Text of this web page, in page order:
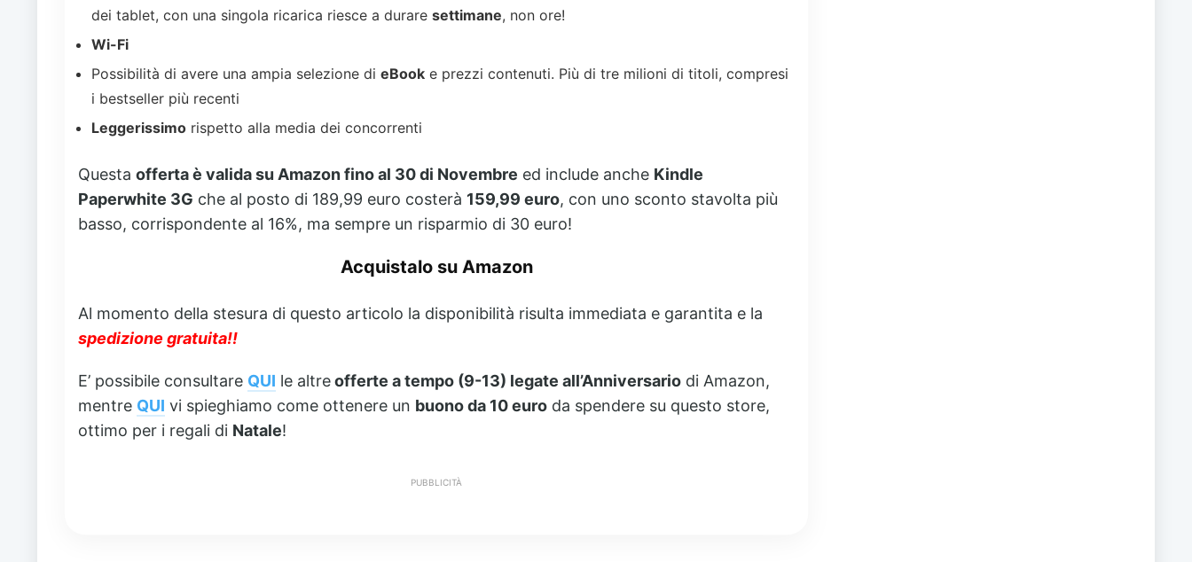
dei tablet, con una singola ricarica riesce a durare settimane, non ore!
Wi-Fi
Possibilità di avere una ampia selezione di eBook e prezzi contenuti. Più di tre milioni di titoli, compresi
i bestseller più recenti
Leggerissimo rispetto alla media dei concorrenti
Questa offerta è valida su Amazon fino al 30 di Novembre ed include anche Kindle
Paperwhite 3G che al posto di 189,99 euro costerà 159,99 euro, con uno sconto stavolta più
basso, corrispondente al 16%, ma sempre un risparmio di 30 euro!
Acquistalo su Amazon
Al momento della stesura di questo articolo la disponibilità risulta immediata e garantita e la
spedizione gratuita!!
E’ possibile consultare QUI le altreofferte a tempo (9-13) legate all’Anniversario di Amazon,
mentre QUI vi spieghiamo come ottenere un buono da 10 euro da spendere su questo store,
ottimo per i regali di Natale!
PUBBLICITÀ